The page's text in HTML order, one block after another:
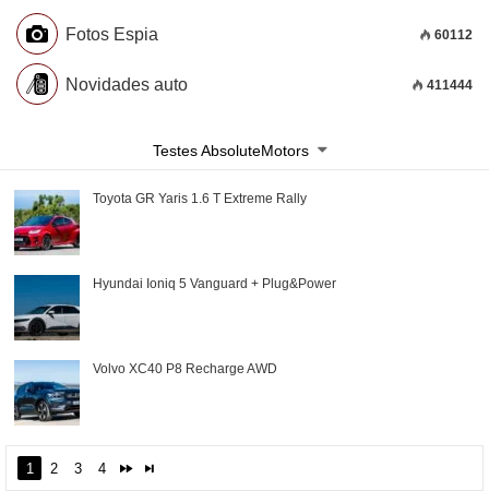
60112
Fotos Espia
411444
Novidades auto
Testes AbsoluteMotors
Toyota GR Yaris 1.6 T Extreme Rally
Hyundai Ioniq 5 Vanguard + Plug&Power
Volvo XC40 P8 Recharge AWD
1 2 3 4